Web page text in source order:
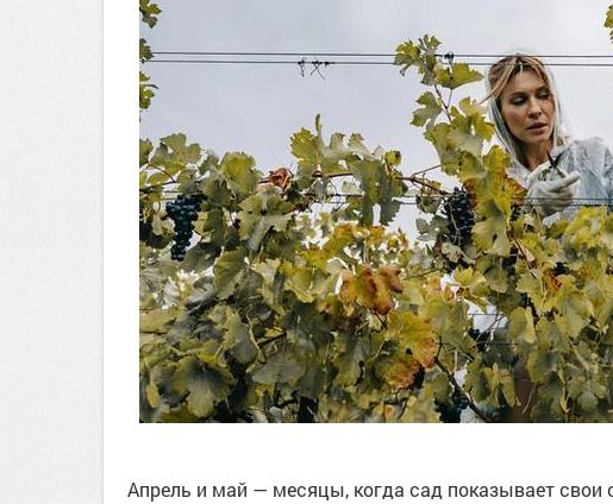
Апрель и май — месяцы, когда сад показывает свои